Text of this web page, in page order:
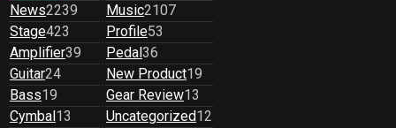
News2239 Music2107
Stage423 Profile53
Amplifier39 Pedal 36
Guitar24 New Product19
Bass19 Gear Review13
Cymbal 13 Uncategorized12